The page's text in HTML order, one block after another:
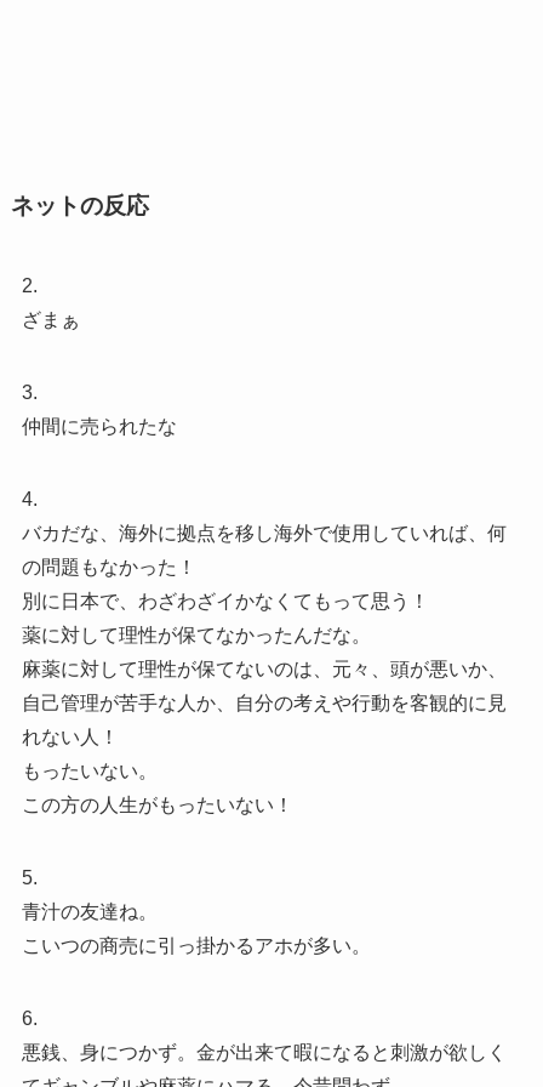
ネットの反応
2.
ざまぁ
3.
仲間に売られたな
4.
バカだな、海外に拠点を移し海外で使用していれば、何
の問題もなかった！
別に日本で、わざわざイかなくてもって思う！
薬に対して理性が保てなかったんだな。
麻薬に対して理性が保てないのは、元々、頭が悪いか、
自己管理が苦手な人か、自分の考えや行動を客観的に見
れない人！
もったいない。
この方の人生がもったいない！
5.
青汁の友達ね。
こいつの商売に引っ掛かるアホが多い。
6.
悪銭、身につかず。金が出来て暇になると刺激が欲しく